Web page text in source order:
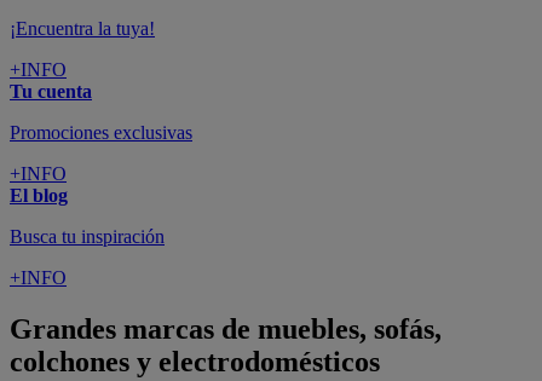
¡Encuentra la tuya!
+INFO
Tu cuenta
Promociones exclusivas
+INFO
El blog
Busca tu inspiración
+INFO
Grandes marcas de muebles, sofás,
colchones y electrodomésticos